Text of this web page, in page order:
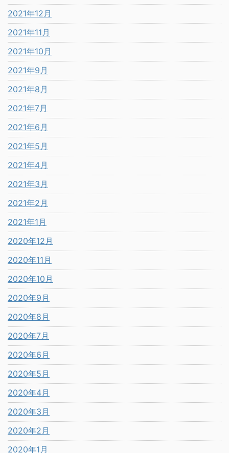
2021年12月
2021年11月
2021年10月
2021年9月
2021年8月
2021年7月
2021年6月
2021年5月
2021年4月
2021年3月
2021年2月
2021年1月
2020年12月
2020年11月
2020年10月
2020年9月
2020年8月
2020年7月
2020年6月
2020年5月
2020年4月
2020年3月
2020年2月
2020年1月